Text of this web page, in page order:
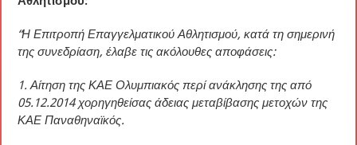
“Η Επιτροπή Επαγγελματικού Αθλητισμού, κατά τη σημερινή
της συνεδρίαση, έλαβε τις ακόλουθες αποφάσεις:
1. Αίτηση της ΚΑΕ Ολυμπιακός περί ανάκλησης της από
05.12.2014 χορηγηθείσας άδειας μεταβίβασης μετοχών της
ΚΑΕ Παναθηναϊκός.